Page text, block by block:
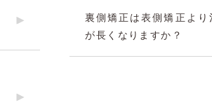
裏側矯正は表側矯正より
が長くなりますか？